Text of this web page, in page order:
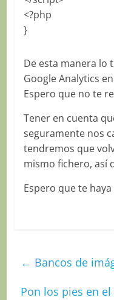
<?php
}
De esta manera lo
Google Analytics
Espero que no te
Tener en cuenta
seguramente nos
tendremos que
mismo fichero, así
Espero que te
← Bancos de
Pon los pies en